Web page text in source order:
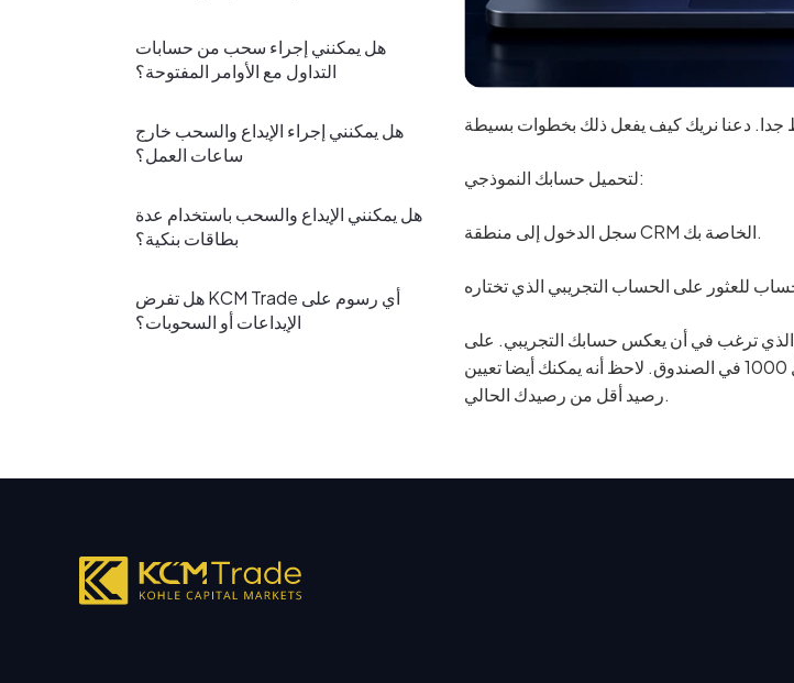
هل يمكنني إجراء سحب من حسابات
التداول مع الأوامر المفتوحة؟
هل يمكنني إجراء الإيداع والسحب خارج
ساعات العمل؟
هل يمكنني الإيداع والسحب باستخدام عدة
بطاقات بنكية؟
هل تفرض KCM Trade أي رسوم على
الإيداعات أو السحوبات؟
لتحميل حسابك النموذجي:
سجل الدخول إلى منطقة CRM الخاصة بك.
الذي ترغب في أن يعكس حسابك التجريبي. على
سبيل المثال، إذا كنت تريد أن يكون رصيدك الجديد 1000 دولار أمريكي، أدخل 1000 في الصندوق. لاحظ أنه يمكنك أيضا تعيين
رصيد أقل من رصيدك الحالي.